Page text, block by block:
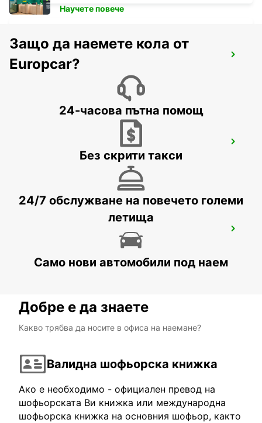
DRESDEN CITY
DRESDEN - GERMANY
DRESDEN VW FORUM (DROP-OFF ONLY)
DRESDEN - GERMANY
Научете повече
Защо да наемете кола от
Europcar?
24-часова пътна помощ
Без скрити такси
24/7 обслужване на повечето големи
летища
Само нови автомобили под наем
Добре е да знаете
Какво трябва да носите в офиса на наемане?
Валидна шофьорска книжка
Ако е необходимо - официален превод на
шофьорската Ви книжка или международна
шофьорска книжка на основния шофьор, както